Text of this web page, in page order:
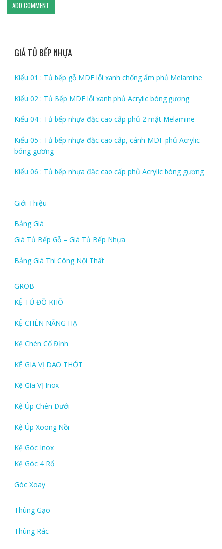
GIÁ TỦ BẾP NHỰA
Kiểu 01 : Tủ bếp gỗ MDF lỗi xanh chống ẩm phủ Melamine
Kiểu 02 : Tủ Bếp MDF lỗi xanh phủ Acrylic bóng gương
Kiểu 04 : Tủ bếp nhựa đặc cao cấp phủ 2 mặt Melamine
Kiểu 05 : Tủ bếp nhựa đặc cao cấp, cánh MDF phủ Acrylic
bóng gương
Kiểu 06 : Tủ bếp nhựa đặc cao cấp phủ Acrylic bóng gương
Giới Thiệu
Bảng Giá
Giá Tủ Bếp Gỗ – Giá Tủ Bếp Nhựa
Bảng Giá Thi Công Nội Thất
GROB
KỆ TỦ ĐỒ KHÔ
KỆ CHÉN NÂNG HẠ
Kệ Chén Cố Định
KỆ GIA VỊ DAO THỚT
Kệ Gia Vị Inox
Kệ Úp Chén Dưới
Kệ Úp Xoong Nồi
Kệ Góc Inox
Kệ Góc 4 Rổ
Góc Xoay
Thùng Gạo
Thùng Rác